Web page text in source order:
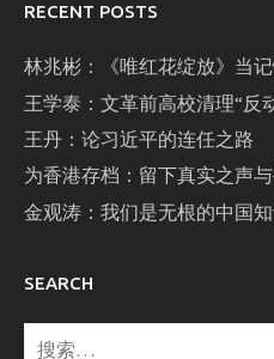
RECENT POSTS
林兆彬：《唯红花绽放》当
王学泰：文革前高校清理“反
王丹：论习近平的连任之路
为香港存档：留下真实之声
金观涛：我们是无根的中国
SEARCH
搜